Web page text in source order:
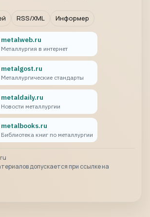
RSS/XML Информер
metalweb.ru
Металлургия в интернет
metalgost.ru
Металлургические стандарты
metaldaily.ru
Новости металлургии
metalbooks.ru
Библиотека книг по металлургии
допускается при ссылке на